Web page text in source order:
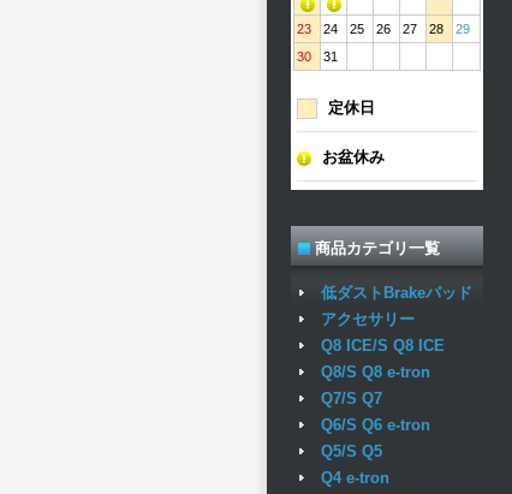
23 24 25 26 27 28
29
30
31
定休日
お盆休み
商品カテゴリ一覧
低ダストBrakeパッド
アクセサリー
Q8 ICE/S Q8 ICE
Q8/S Q8 e-tron
Q7/S Q7
Q6/S Q6 e-tron
Q5/S Q5
Q4 e-tron